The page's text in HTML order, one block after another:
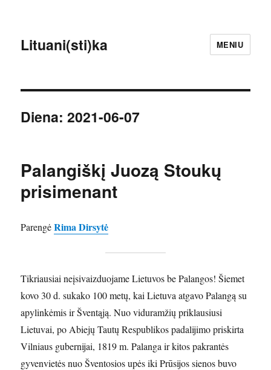
Lituani(sti)ka MENIU
Diena:2021-06-07
Palangiškį Juozą Stoukų
prisimenant
ParengėRima Dirsytė
Tikriausiai neįsivaizduojame Lietuvos be Palangos! Šiemet
kovo 30 d. sukako 100 metų, kai Lietuva atgavo Palangą su
apylinkėmis ir Šventąją. Nuo viduramžių priklausiusi
Lietuvai, po Abiejų Tautų Respublikos padalijimo priskirta
Vilniaus gubernijai, 1819 m. Palanga ir kitos pakrantės
gyvenvietės nuo Šventosios upės iki Prūsijos sienos buvo